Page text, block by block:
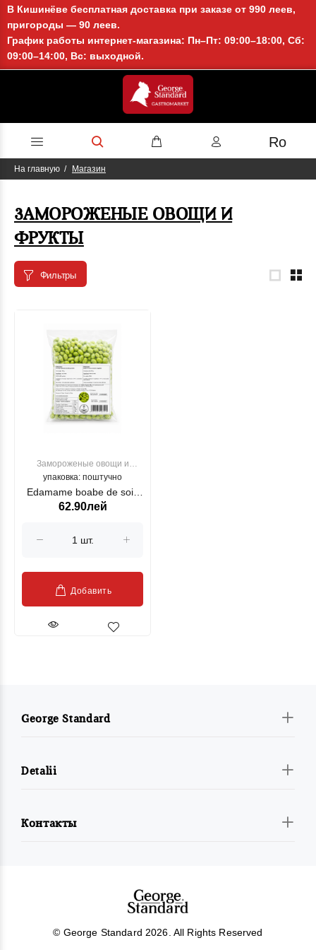
В Кишинёве бесплатная доставка при заказе от 990 леев,
пригороды — 90 леев.
График работы интернет-магазина: Пн–Пт: 09:00–18:00, Сб:
09:00–14:00, Вс: выходной.
Ro
На главную Магазин
ЗАМОРОЖЕНЫЕ ОВОЩИ И
ФРУКТЫ
Фильтры
Замороженые овощи и
фрукты
упаковка: поштучно
Edamame boabe de soia
curatate 500g
62.90лей
Добавить
George Standard
Detalii
Контакты
© George Standard 2026. All Rights Reserved